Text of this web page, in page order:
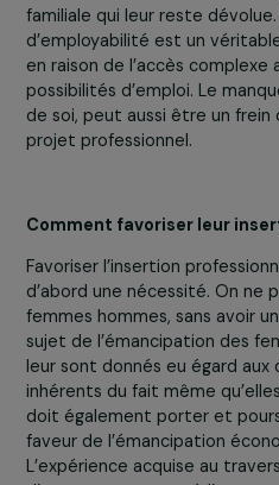
Les femmes des QPV
discrimination due à leur
personne vivant dans
économiques difficiles et
étrangère . A cela
d’enfants, de transport, le
une probabilité inférieure
d’en rechercher, pour
quand elles travaillent,
familiale qui leur reste
d’employabilité est un
en raison de l’accès
possibilités d’emploi. Le
de soi, peut aussi être un
projet professionnel.